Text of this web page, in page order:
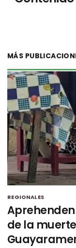
MÁS
REGIONALES
de la